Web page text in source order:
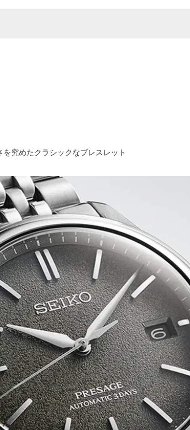
究めたクラシックなブレスレット